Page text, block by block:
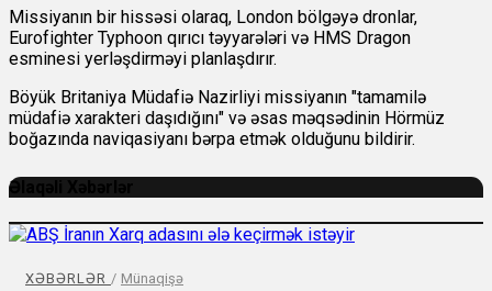
Missiyanın bir hissəsi olaraq, London bölgəyə dronlar,
Eurofighter Typhoon qırıcı təyyarələri və HMS Dragon
esminesi yerləşdirməyi planlaşdırır.
Böyük Britaniya Müdafiə Nazirliyi missiyanın "tamamilə
müdafiə xarakteri daşıdığını" və əsas məqsədinin Hörmüz
boğazında naviqasiyanı bərpa etmək olduğunu bildirir.
Əlaqəli Xəbərlər
XƏBƏRLƏR / Münaqişə